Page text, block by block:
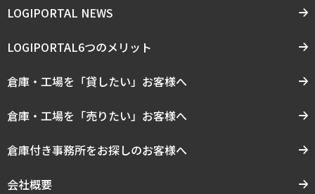
LOGIPORTAL NEWS
LOGIPORTAL6つのメリット
倉庫・工場を「貸したい」お客様へ
倉庫・工場を「売りたい」お客様へ
倉庫付き事務所をお探しのお客様へ
会社概要